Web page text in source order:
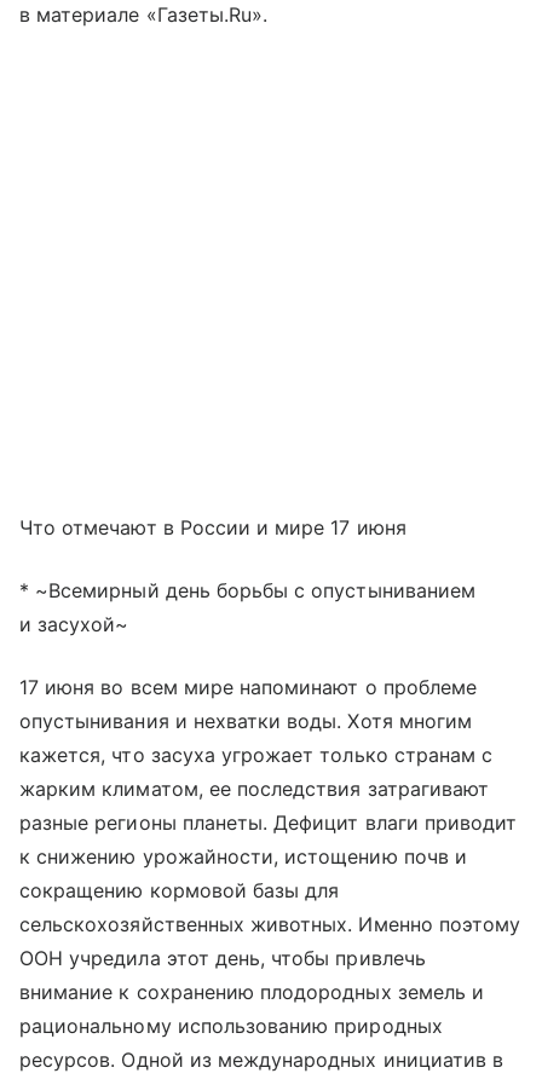
в материале «Газеты.Ru».
Что отмечают в России и мире 17 июня
* ~Всемирный день борьбы с опустыниванием
и засухой~
17 июня во всем мире напоминают о проблеме
опустынивания и нехватки воды. Хотя многим
кажется, что засуха угрожает только странам с
жарким климатом, ее последствия затрагивают
разные регионы планеты. Дефицит влаги приводит
к снижению урожайности, истощению почв и
сокращению кормовой базы для
сельскохозяйственных животных. Именно поэтому
ООН учредила этот день, чтобы привлечь
внимание к сохранению плодородных земель и
рациональному использованию природных
ресурсов. Одной из международных инициатив в